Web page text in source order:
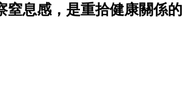
窒息感，是重拾健康關係